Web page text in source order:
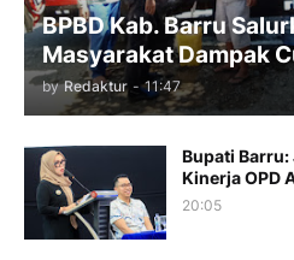
BPBD Kab. Barru
Masyarakat Dampak
by Redaktur - 11:47
Bupati Barru:
Kinerja OPD
20:05